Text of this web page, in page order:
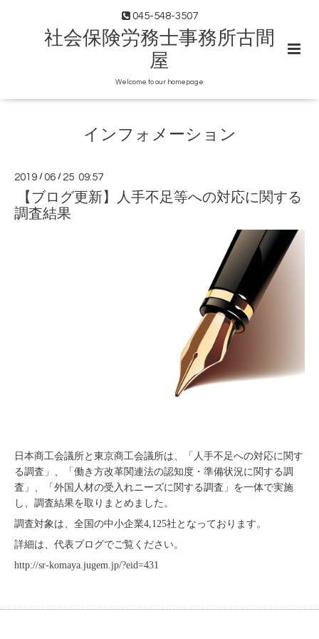
045-548-3507
社会保険労務士事務所古間
屋
Welcome to our homepage
インフォメーション
2019 /06 / 25 09:57
【ブログ更新】人手不足等への対応に関する
調査結果
日本商工会議所と東京商工会議所は、「人手不足への対応に関す
る調査」、「働き方改革関連法の認知度・準備状況に関する調
査」、「外国人材の受入れニーズに関する調査」を一体で実施
し、調査結果を取りまとめました。
調査対象は、全国の中小企業4,125社となっております。
詳細は、代表ブログでご覧ください。
http://sr-komaya.jugem.jp/?eid=431